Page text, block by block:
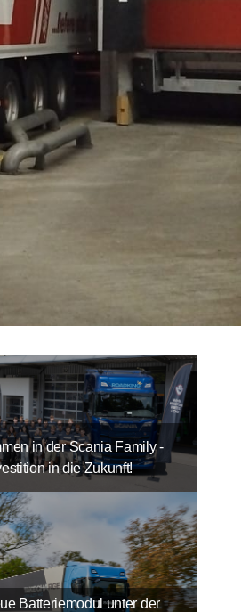
in der Scania Family -
in die Zukunft!
Batteriemodul unter der